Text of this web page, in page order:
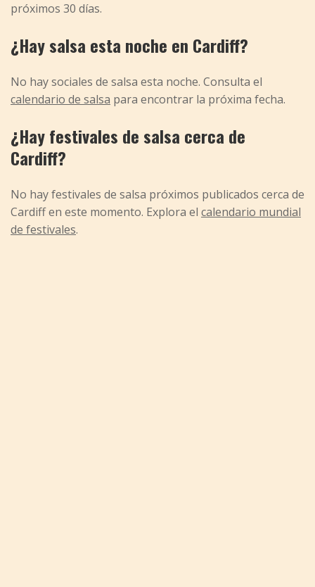
próximos 30 días.
¿Hay salsa esta noche en Cardiff?
No hay sociales de salsa esta noche. Consulta el
calendario de salsa para encontrar la próxima fecha.
¿Hay festivales de salsa cerca de
Cardiff?
No hay festivales de salsa próximos publicados cerca de
Cardiff en este momento. Explora el calendario mundial
de festivales.